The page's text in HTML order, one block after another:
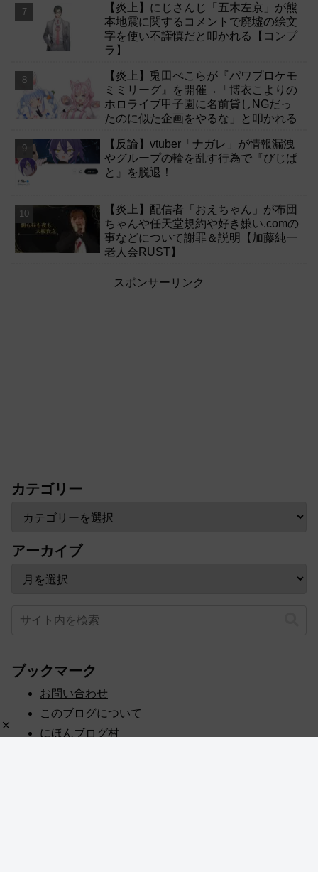
【炎上】にじさんじ「五木左京」が熊
本地震に関するコメントで廃墟の絵文
字を使い不謹慎だと叩かれる【コンプ
ラ】
【炎上】兎田ぺこらが『パワプロケモ
ミミリーグ』を開催→「博衣こよりの
ホロライブ甲子園に名前貸しNGだっ
たのに似た企画をやるな」と叩かれる
【反論】vtuber「ナガレ」が情報漏洩
やグループの輪を乱す行為で『びじぱ
と』を脱退！
【炎上】配信者「おえちゃん」が布団
ちゃんや任天堂規約や好き嫌い.comの
事などについて謝罪＆説明【加藤純一
老人会RUST】
スポンサーリンク
カテゴリー
アーカイブ
ブックマーク
お問い合わせ
このブログについて
にほんブログ村